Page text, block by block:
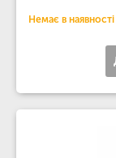
Немає в наявності